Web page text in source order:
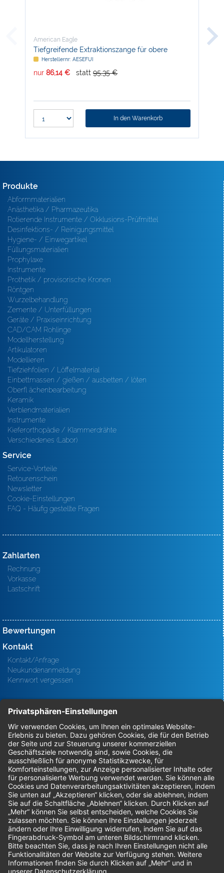
American Eagle
Tiefgreifende Extraktionszange für obere
Schneidezähne, ergonomisch
Herstellernr: AESEFUI
nur 86,14 € statt 95,35 €
In den Warenkorb
Produkte
Abformmaterialien
Anästhetika / Pharmazeutika
Rotierende Instrumente / Okklusions-Prüfmittel
Desinfektions- / Reinigungsmittel
Hygiene- / Einwegartikel
Füllungsmaterialien
Prophylaxe
Instrumente
Prothetik / provisorische Kronen
Röntgen
Wurzelbehandlung
Zemente / Unterfüllungen
Geräte / Praxiseinrichtung
CAD/CAM Rohlinge
Modellherstellung
Artikulatoren
Modellieren
Tiefziehfolien / Löffelmaterial
Einbettmassen / gießen / ausbetten / löten
Oberfl ächenbearbeitung
Keramik
Verblendmaterialien
Instrumente
Kieferorthopädie / Klammerdrähte
Verschiedenes (Labor)
Service
Service-Vorteile
Retourenschein
Newsletter
Cookie-Einstellungen
FAQ - Häufig gestellte Fragen
Zahlarten
Rechnung
Vorkasse
Lastschrift
Bewertungen
Kontakt
Kontakt/Anfrage
Neukundenanmeldung
Kennwort vergessen
Bestellungen
Sendung verfolgen
Geprüfter Shop